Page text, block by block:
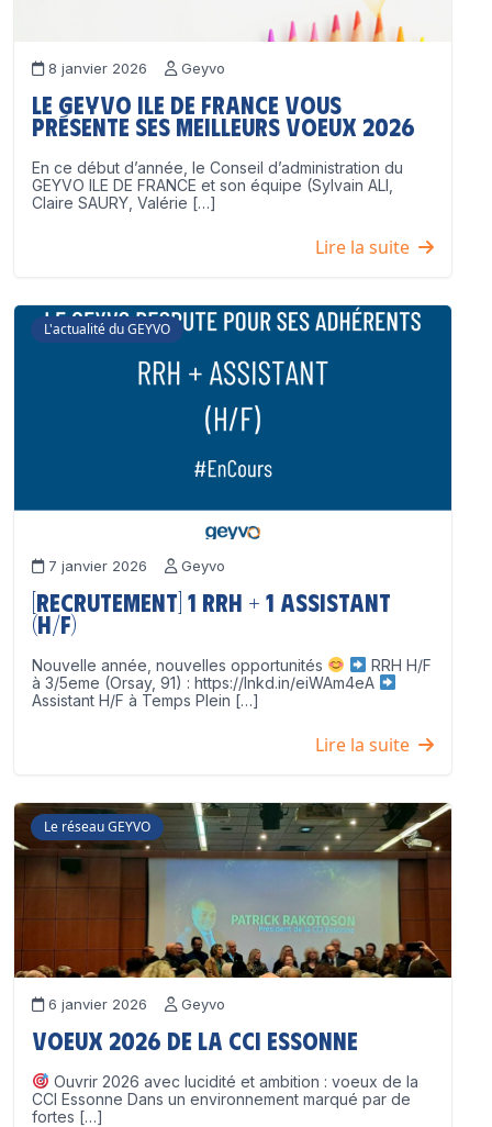
8 janvier 2026 Geyvo
Le GEYVO Ile de France vous
présente ses meilleurs voeux 2026
En ce début d’année, le Conseil d’administration du
GEYVO ILE DE FRANCE et son équipe (Sylvain ALI,
Claire SAURY, Valérie […]
Lire la suite
L'actualité du GEYVO
7 janvier 2026 Geyvo
[Recrutement] 1 RRH + 1 Assistant
(H/F)
Nouvelle année, nouvelles opportunités
RRH H/F
à 3/5eme (Orsay, 91) : https://lnkd.in/eiWAm4eA
Assistant H/F à Temps Plein […]
Lire la suite
Le réseau GEYVO
6 janvier 2026 Geyvo
Voeux 2026 de la CCI Essonne
Ouvrir 2026 avec lucidité et ambition : voeux de la
CCI Essonne Dans un environnement marqué par de
fortes […]